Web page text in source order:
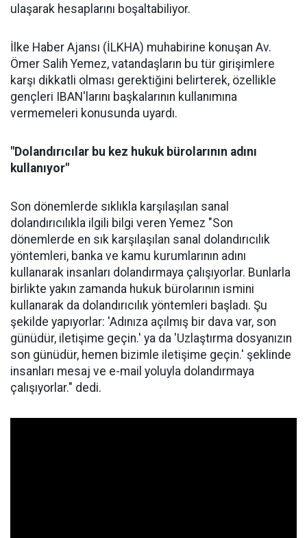
ulaşarak hesaplarını boşaltabiliyor.
İlke Haber Ajansı (İLKHA) muhabirine konuşan Av.
Ömer Salih Yemez, vatandaşların bu tür girişimlere
karşı dikkatli olması gerektiğini belirterek, özellikle
gençleri IBAN'larını başkalarının kullanımına
vermemeleri konusunda uyardı.
"Dolandırıcılar bu kez hukuk bürolarının adını
kullanıyor"
Son dönemlerde sıklıkla karşılaşılan sanal
dolandırıcılıkla ilgili bilgi veren Yemez "Son
dönemlerde en sık karşılaşılan sanal dolandırıcılık
yöntemleri, banka ve kamu kurumlarının adını
kullanarak insanları dolandırmaya çalışıyorlar. Bunlarla
birlikte yakın zamanda hukuk bürolarının ismini
kullanarak da dolandırıcılık yöntemleri başladı. Şu
şekilde yapıyorlar: 'Adınıza açılmış bir dava var, son
günüdür, iletişime geçin.' ya da 'Uzlaştırma dosyanızın
son günüdür, hemen bizimle iletişime geçin.' şeklinde
insanları mesaj ve e-mail yoluyla dolandırmaya
çalışıyorlar." dedi.